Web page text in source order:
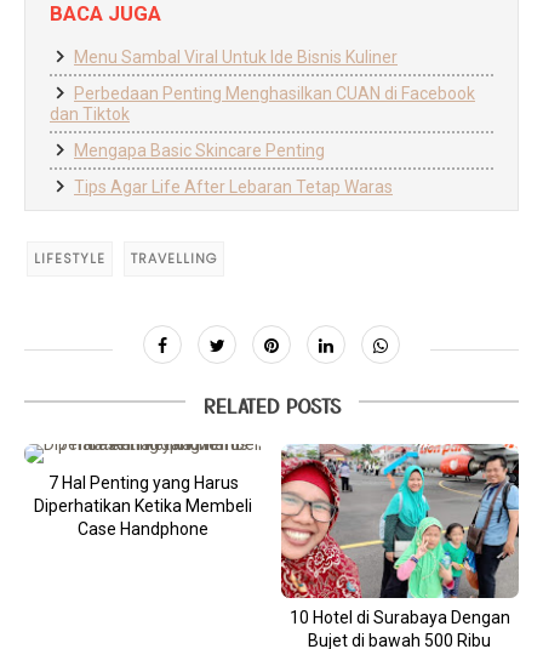
BACA JUGA
Menu Sambal Viral Untuk Ide Bisnis Kuliner
Perbedaan Penting Menghasilkan CUAN di Facebook
dan Tiktok
Mengapa Basic Skincare Penting
Tips Agar Life After Lebaran Tetap Waras
LIFESTYLE TRAVELLING
RELATED POSTS
7 Hal Penting yang Harus
Diperhatikan Ketika Membeli
Case Handphone
10 Hotel di Surabaya Dengan
Bujet di bawah 500 Ribu